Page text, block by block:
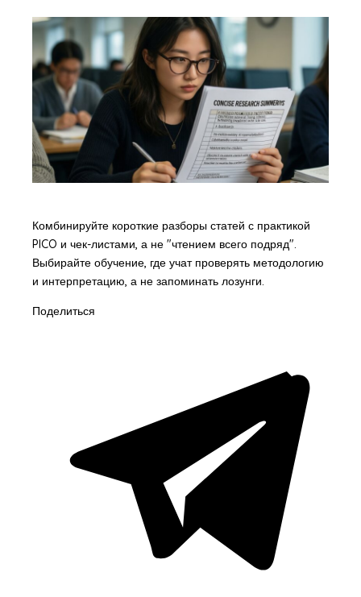
Комбинируйте короткие разборы статей с практикой
PICO и чек-листами, а не "чтением всего подряд".
Выбирайте обучение, где учат проверять методологию
и интерпретацию, а не запоминать лозунги.
Поделиться